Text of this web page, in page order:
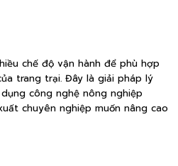
chế độ vận hành để phù hợp
trang trại. Đây là giải pháp lý
công nghệ nông nghiệp
chuyên nghiệp muốn nâng cao